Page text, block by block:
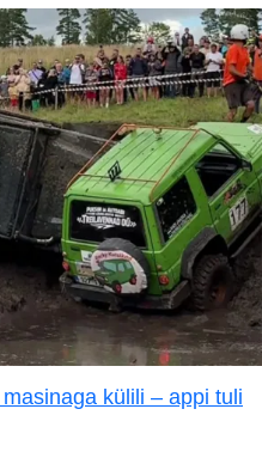
külili – appi tuli